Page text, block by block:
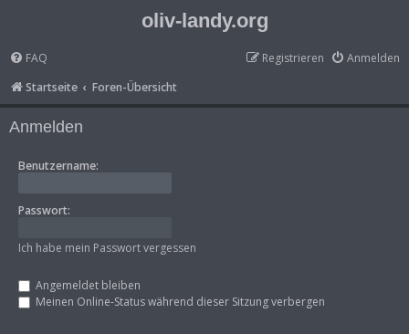
oliv-landy.org
FAQ Anmelden
Registrieren
Startseite
Foren-Übersicht
Anmelden
Benutzername:
Passwort:
Ich habe mein Passwort vergessen
Angemeldet bleiben
Meinen Online-Status während dieser Sitzung verbergen